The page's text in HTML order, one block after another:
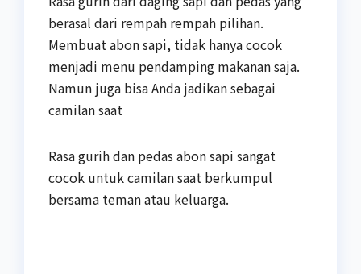
berasal dari rempah rempah pilihan.
Membuat abon sapi, tidak hanya cocok
menjadi menu pendamping makanan saja.
Namun juga bisa Anda jadikan sebagai
camilan saat
Rasa gurih dan pedas abon sapi sangat
cocok untuk camilan saat berkumpul
bersama teman atau keluarga.